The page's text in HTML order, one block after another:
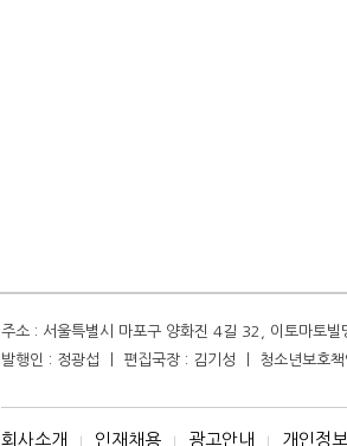
주소 : 서울특별시 마포구 양화진 4길 32, 이토마토
발행인 : 정광섭 ㅣ 편집국장 : 김기성 ㅣ 청소년보
회사소개 I 인재채용 I 광고안내 I 개인정